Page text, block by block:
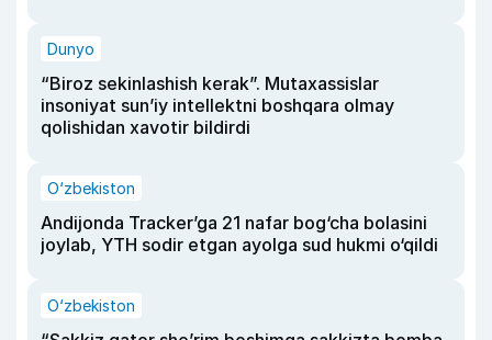
Dunyo
“Biroz sekinlashish kerak”. Mutaxassislar
insoniyat sun’iy intellektni boshqara olmay
qolishidan xavotir bildirdi
O‘zbekiston
Andijonda Tracker’ga 21 nafar bog‘cha bolasini
joylab, YTH sodir etgan ayolga sud hukmi o‘qildi
O‘zbekiston